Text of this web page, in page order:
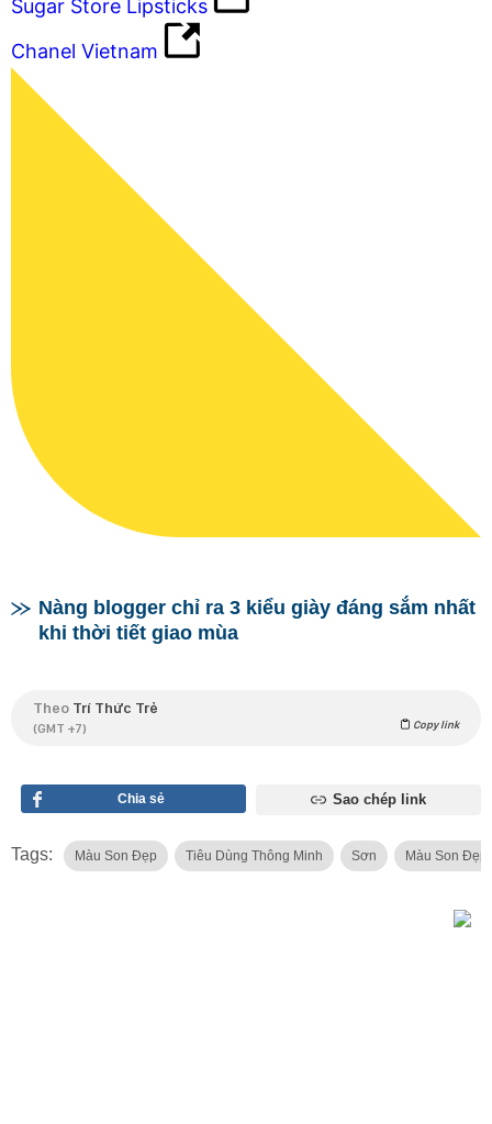
Sugar Store Lipsticks
Chanel Vietnam
Nàng blogger chỉ ra 3 kiểu giày đáng sắm nhất
khi thời tiết giao mùa
Theo Trí Thức Trẻ
(GMT +7) Copy link
Chia sẻ Sao chép link
Tags: Màu Son Đẹp Tiêu Dùng Thông Minh Sơn Màu Son Đẹp